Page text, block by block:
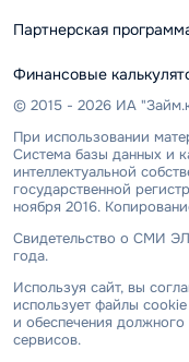
Партнерская
Финансовые
© 2015 - 2026 ИА
При использовании
Система базы данных и
интеллектуальной
государственной
ноября 2016.
Свидетельство о СМИ
года.
Используя сайт, вы
использует файлы
и обеспечения
сервисов.